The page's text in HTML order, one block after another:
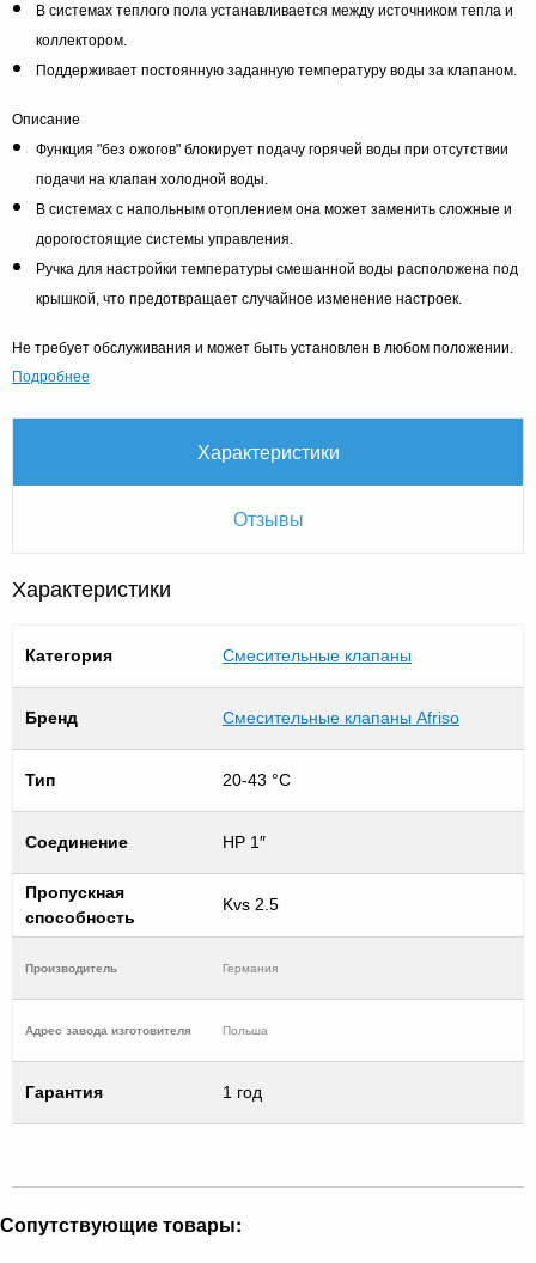
В системах теплого пола устанавливается между источником тепла и
коллектором.
Поддерживает постоянную заданную температуру воды за клапаном.
Описание
Функция "без ожогов" блокирует подачу горячей воды при отсутствии
подачи на клапан холодной воды.
В системах с напольным отоплением она может заменить сложные и
дорогостоящие системы управления.
Ручка для настройки температуры смешанной воды расположена под
крышкой, что предотвращает случайное изменение настроек.
Не требует обслуживания и может быть установлен в любом положении.
Подробнее
Характеристики
Отзывы
Характеристики
Категория Смесительные клапаны
Бренд Смесительные клапаны Afriso
Тип 20-43 °С
Соединение НР 1″
Пропускная
способность
Kvs 2.5
Производитель Германия
Адрес завода изготовителя Польша
Гарантия 1 год
Сопутствующие товары: